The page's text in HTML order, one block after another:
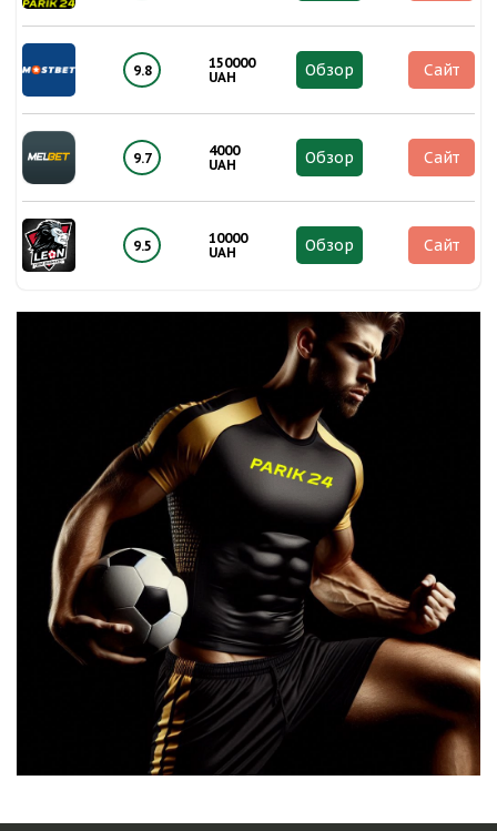
9.8
150000
UAH
Обзор Сайт
9.7
4000
UAH
Обзор Сайт
9.5
10000
UAH
Обзор Сайт